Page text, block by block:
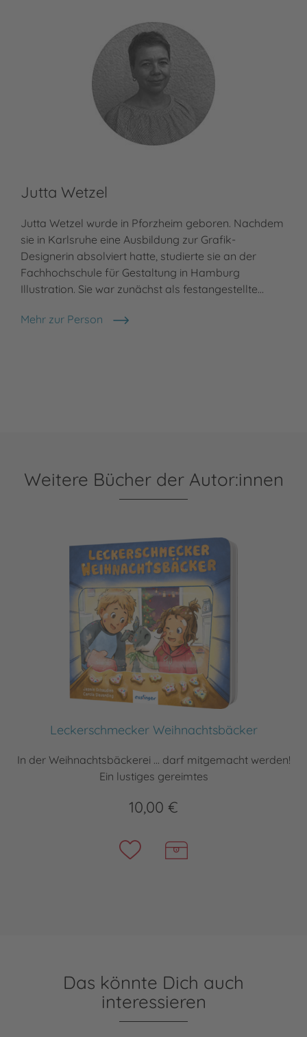
Jutta Wetzel
Jutta Wetzel wurde in Pforzheim geboren. Nachdem
sie in Karlsruhe eine Ausbildung zur Grafik-
Designerin absolviert hatte, studierte sie an der
Fachhochschule für Gestaltung in Hamburg
Illustration. Sie war zunächst als festangestellte…
Mehr zur Person
Jutta Wetzel
Weitere Bücher der Autor:innen
Leckerschmecker Weihnachtsbäcker
In der Weihnachtsbäckerei ... darf mitgemacht werden!
Ein lustiges gereimtes
10,00 €
Das könnte Dich auch
interessieren